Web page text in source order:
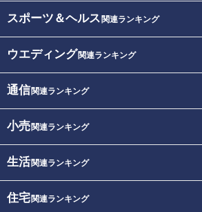
スポーツ＆ヘルス 関連ランキング
ウエディング関連ランキング
通信関連ランキング
小売関連ランキング
生活関連ランキング
住宅関連ランキング